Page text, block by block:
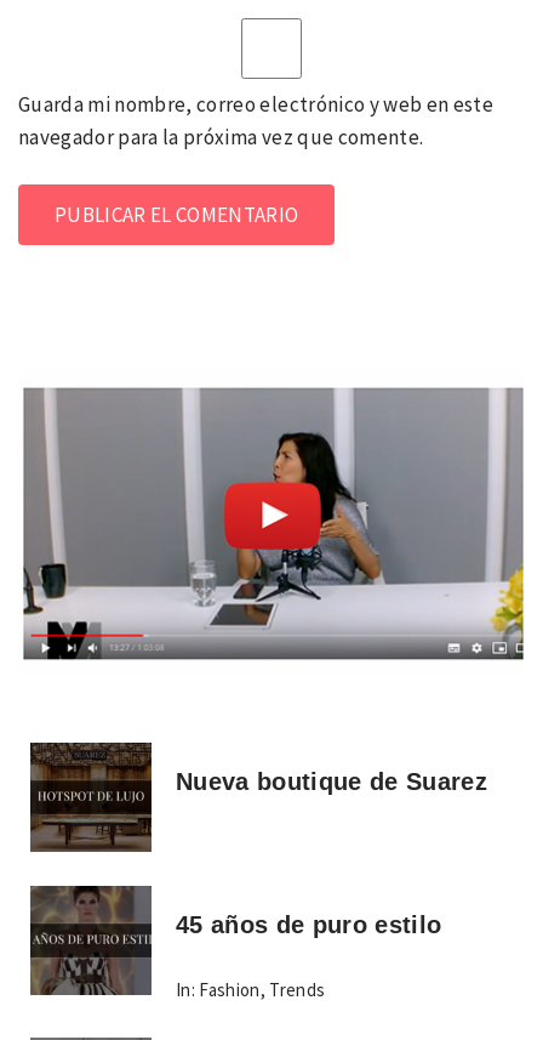
Guarda mi nombre, correo electrónico y web en este
navegador para la próxima vez que comente.
Nueva boutique de Suarez
45 años de puro estilo
In: Fashion, Trends